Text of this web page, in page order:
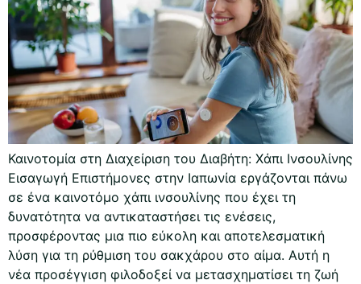
Καινοτομία στη Διαχείριση του Διαβήτη: Χάπι Ινσουλίνης
Εισαγωγή Επιστήμονες στην Ιαπωνία εργάζονται πάνω
σε ένα καινοτόμο χάπι ινσουλίνης που έχει τη
δυνατότητα να αντικαταστήσει τις ενέσεις,
προσφέροντας μια πιο εύκολη και αποτελεσματική
λύση για τη ρύθμιση του σακχάρου στο αίμα. Αυτή η
νέα προσέγγιση φιλοδοξεί να μετασχηματίσει τη ζωή